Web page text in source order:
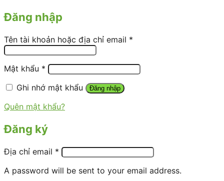
Đăng nhập
Tên tài khoản hoặc địa chỉ email *
Mật khẩu *
Ghi nhớ mật khẩu
Đăng nhập
Quên mật khẩu?
Đăng ký
Địa chỉ email *
A password will be sent to your email address.